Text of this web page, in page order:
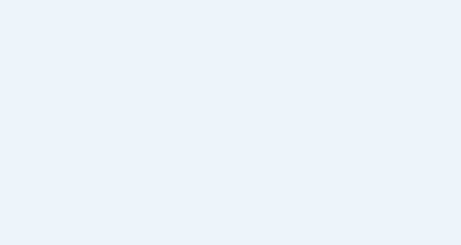
kterou
i ostatní
toho vést
škody je to